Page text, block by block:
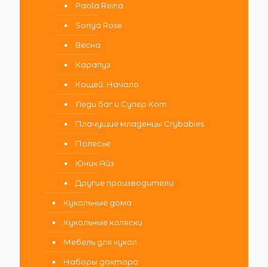
Paola Reina
Sonya Rose
Весна
Карапуз
Кощей. Начало
Леди Баг и Супер Кот
Плачущие младенцы Crybabies
Полесье
Юник Айз
Другие производители
Кукольные дома
Кукольные коляски
Мебель для кукол
Наборы доктора